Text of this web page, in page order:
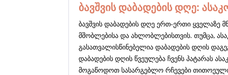
ბავშვის დაბადების დღე:
ბავშვის დაბადების დღე ერთ-ერთი ყველაზე
მშობლებისა და ახლობლებისთვის. თუმცა,
გასათვალისწინებელია დაბადების დღის
დაბადების დღის წვეულება ჩვენს პატარას
მოგაწოდოთ სასარგებლო რჩევები თითოეული